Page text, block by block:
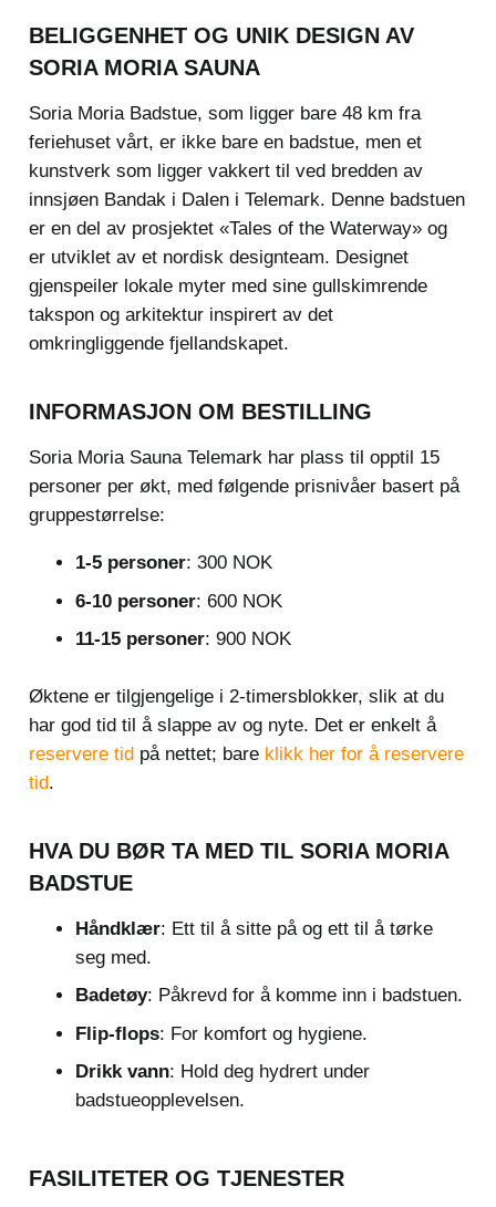
BELIGGENHET OG UNIK DESIGN AV
SORIA MORIA SAUNA
Soria Moria Badstue, som ligger bare 48 km fra
feriehuset vårt, er ikke bare en badstue, men et
kunstverk som ligger vakkert til ved bredden av
innsjøen Bandak i Dalen i Telemark. Denne badstuen
er en del av prosjektet «Tales of the Waterway» og
er utviklet av et nordisk designteam. Designet
gjenspeiler lokale myter med sine gullskimrende
takspon og arkitektur inspirert av det
omkringliggende fjellandskapet.
INFORMASJON OM BESTILLING
Soria Moria Sauna Telemark har plass til opptil 15
personer per økt, med følgende prisnivåer basert på
gruppestørrelse:
1-5 personer: 300 NOK
6-10 personer: 600 NOK
11-15 personer: 900 NOK
Øktene er tilgjengelige i 2-timersblokker, slik at du
har god tid til å slappe av og nyte. Det er enkelt å
reservere tidpå nettet; bare klikk her for å reservere
tid.
HVA DU BØR TA MED TIL SORIA MORIA
BADSTUE
Håndklær: Ett til å sitte på og ett til å tørke
seg med.
Badetøy: Påkrevd for å komme inn i badstuen.
Flip-flops: For komfort og hygiene.
Drikk vann: Hold deg hydrert under
badstueopplevelsen.
FASILITETER OG TJENESTER